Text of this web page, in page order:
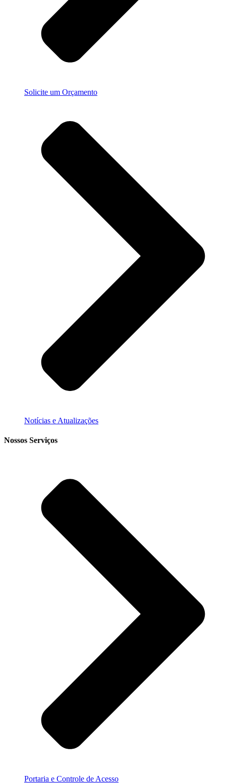
Solicite um Orçamento
Notícias e Atualizações
Nossos Serviços
Portaria e Controle de Acesso